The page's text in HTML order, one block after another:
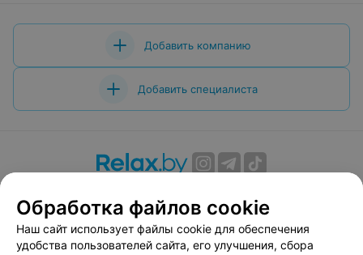
Добавить компанию
Добавить специалиста
Вакансии
Публичный договор
Способы оплаты
Публичный договор по использованию сервиса
«Афиша»
Обработка файлов cookie
Наш сайт использует файлы cookie для обеспечения
удобства пользователей сайта, его улучшения, сбора